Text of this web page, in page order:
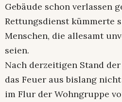
Gebäude schon verlassen
Rettungsdienst kümmerte
Menschen, die allesamt
seien.
Nach derzeitigen Stand
das Feuer aus bislang
im Flur der Wohngruppe